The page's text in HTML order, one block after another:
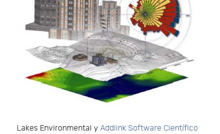
Lakes Environmental y Addlink Software Científico